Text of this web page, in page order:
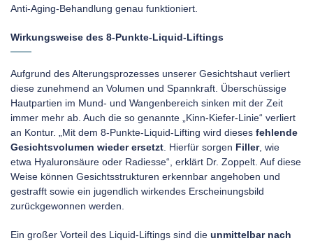
Anti-Aging-Behandlung genau funktioniert.
Wirkungsweise des 8-Punkte-Liquid-Liftings
Aufgrund des Alterungsprozesses unserer Gesichtshaut verliert
diese zunehmend an Volumen und Spannkraft. Überschüssige
Hautpartien im Mund- und Wangenbereich sinken mit der Zeit
immer mehr ab. Auch die so genannte „Kinn-Kiefer-Linie“ verliert
an Kontur. „Mit dem 8-Punkte-Liquid-Lifting wird dieses fehlende
Gesichtsvolumen wieder ersetzt . Hierfür sorgen Filler, wie
etwa Hyaluronsäure oder Radiesse“, erklärt Dr. Zoppelt. Auf diese
Weise können Gesichtsstrukturen erkennbar angehoben und
gestrafft sowie ein jugendlich wirkendes Erscheinungsbild
zurückgewonnen werden.
Ein großer Vorteil des Liquid-Liftings sind die unmittelbar nach